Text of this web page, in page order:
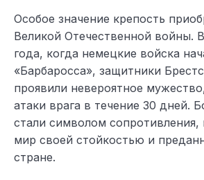
Особое значение крепость
Великой Отечественной войны.
года, когда немецкие войска
«Барбаросса», защитники
проявили невероятное
атаки врага в течение 30 дней.
стали символом сопротивления,
мир своей стойкостью и
стране.